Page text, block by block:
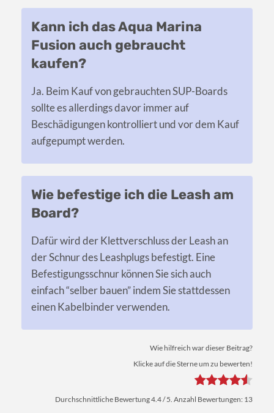
Kann ich das Aqua Marina
Fusion auch gebraucht
kaufen?
Ja. Beim Kauf von gebrauchten SUP-Boards
sollte es allerdings davor immer auf
Beschädigungen kontrolliert und vor dem Kauf
aufgepumpt werden.
Wie befestige ich die Leash am
Board?
Dafür wird der Klettverschluss der Leash an
der Schnur des Leashplugs befestigt. Eine
Befestigungsschnur können Sie sich auch
einfach “selber bauen” indem Sie stattdessen
einen Kabelbinder verwenden.
Wie hilfreich war dieser Beitrag?
Klicke auf die Sterne um zu bewerten!
Durchschnittliche Bewertung4.4/ 5. Anzahl Bewertungen: 13